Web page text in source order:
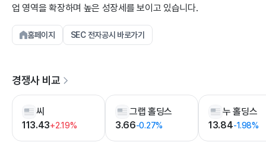
업 영역을 확장하며 높은 성장세를 보이고 있습니다.
홈페이지 SEC 전자공시 바로가기
경쟁사 비교
씨
113.43+2.19%
그랩 홀딩스
3.66-0.27%
누 홀딩스
13.84-1.98%